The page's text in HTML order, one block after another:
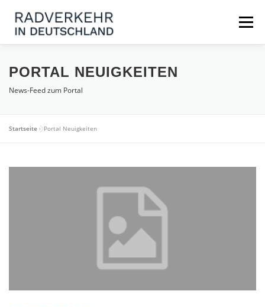
Inhalt
springen
Menü
NEUIGKEITEN KONTAKT FAQ
PORTAL NEUIGKEITEN
News-Feed zum Portal
Startseite »Portal Neuigkeiten